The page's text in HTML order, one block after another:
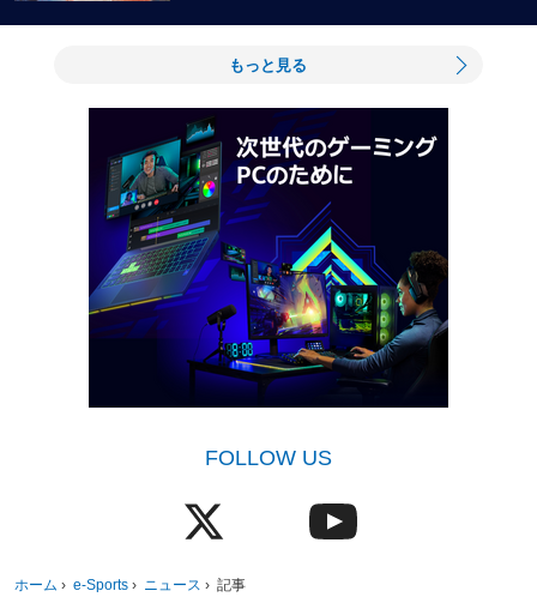
もっと見る
FOLLOW US
ホーム › e-Sports › ニュース › 記事